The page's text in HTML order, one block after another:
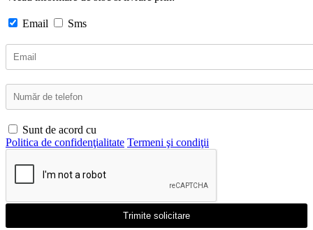
Email Sms
Sunt de acord cu
Politica de confidenţialitate Termeni şi condiţii
Trimite solicitare